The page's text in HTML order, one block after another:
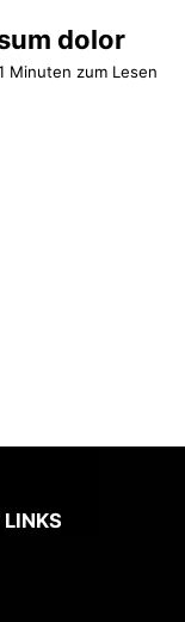
dolor
Minuten zum Lesen
LINKS